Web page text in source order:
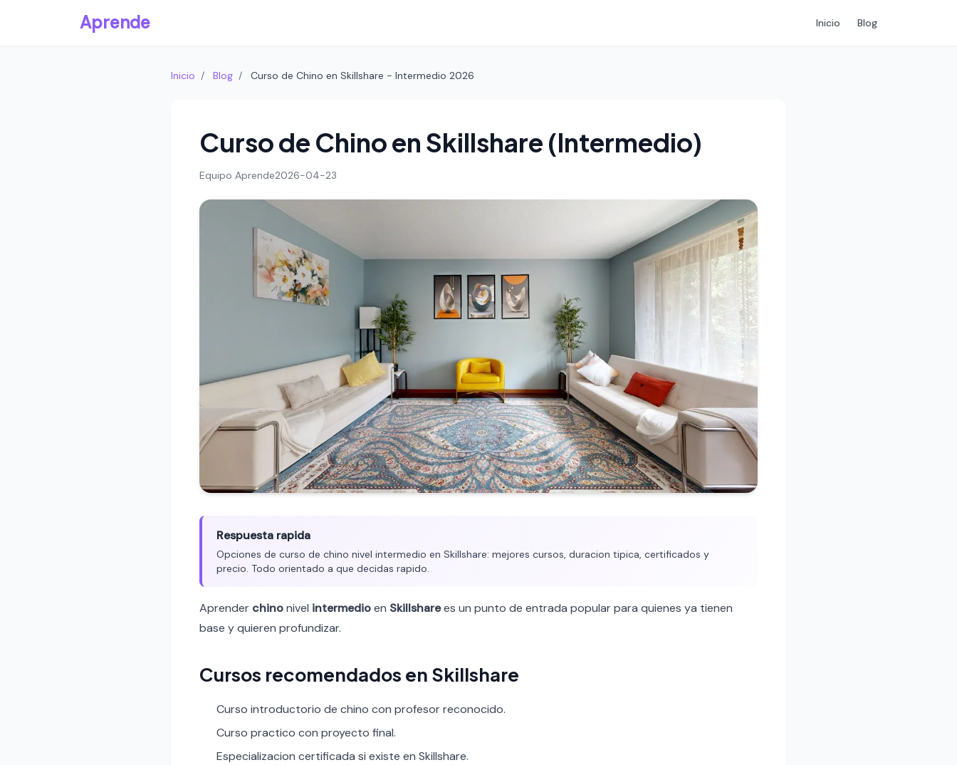
Aprende Inicio Blog
Inicio / Blog / Curso de Chino en Skillshare - Intermedio 2026
Curso de Chino en Skillshare (Intermedio)
Equipo Aprende2026-04-23
Respuesta rapida
Opciones de curso de chino nivel intermedio en Skillshare: mejores cursos, duracion tipica, certificados y
precio. Todo orientado a que decidas rapido.
Aprender chinonivel intermedioen Skillsharees un punto de entrada popular para quienes ya tienen
base y quieren profundizar.
Cursos recomendados en Skillshare
Curso introductorio de chino con profesor reconocido.
Curso practico con proyecto final.
Especializacion certificada si existe en Skillshare.